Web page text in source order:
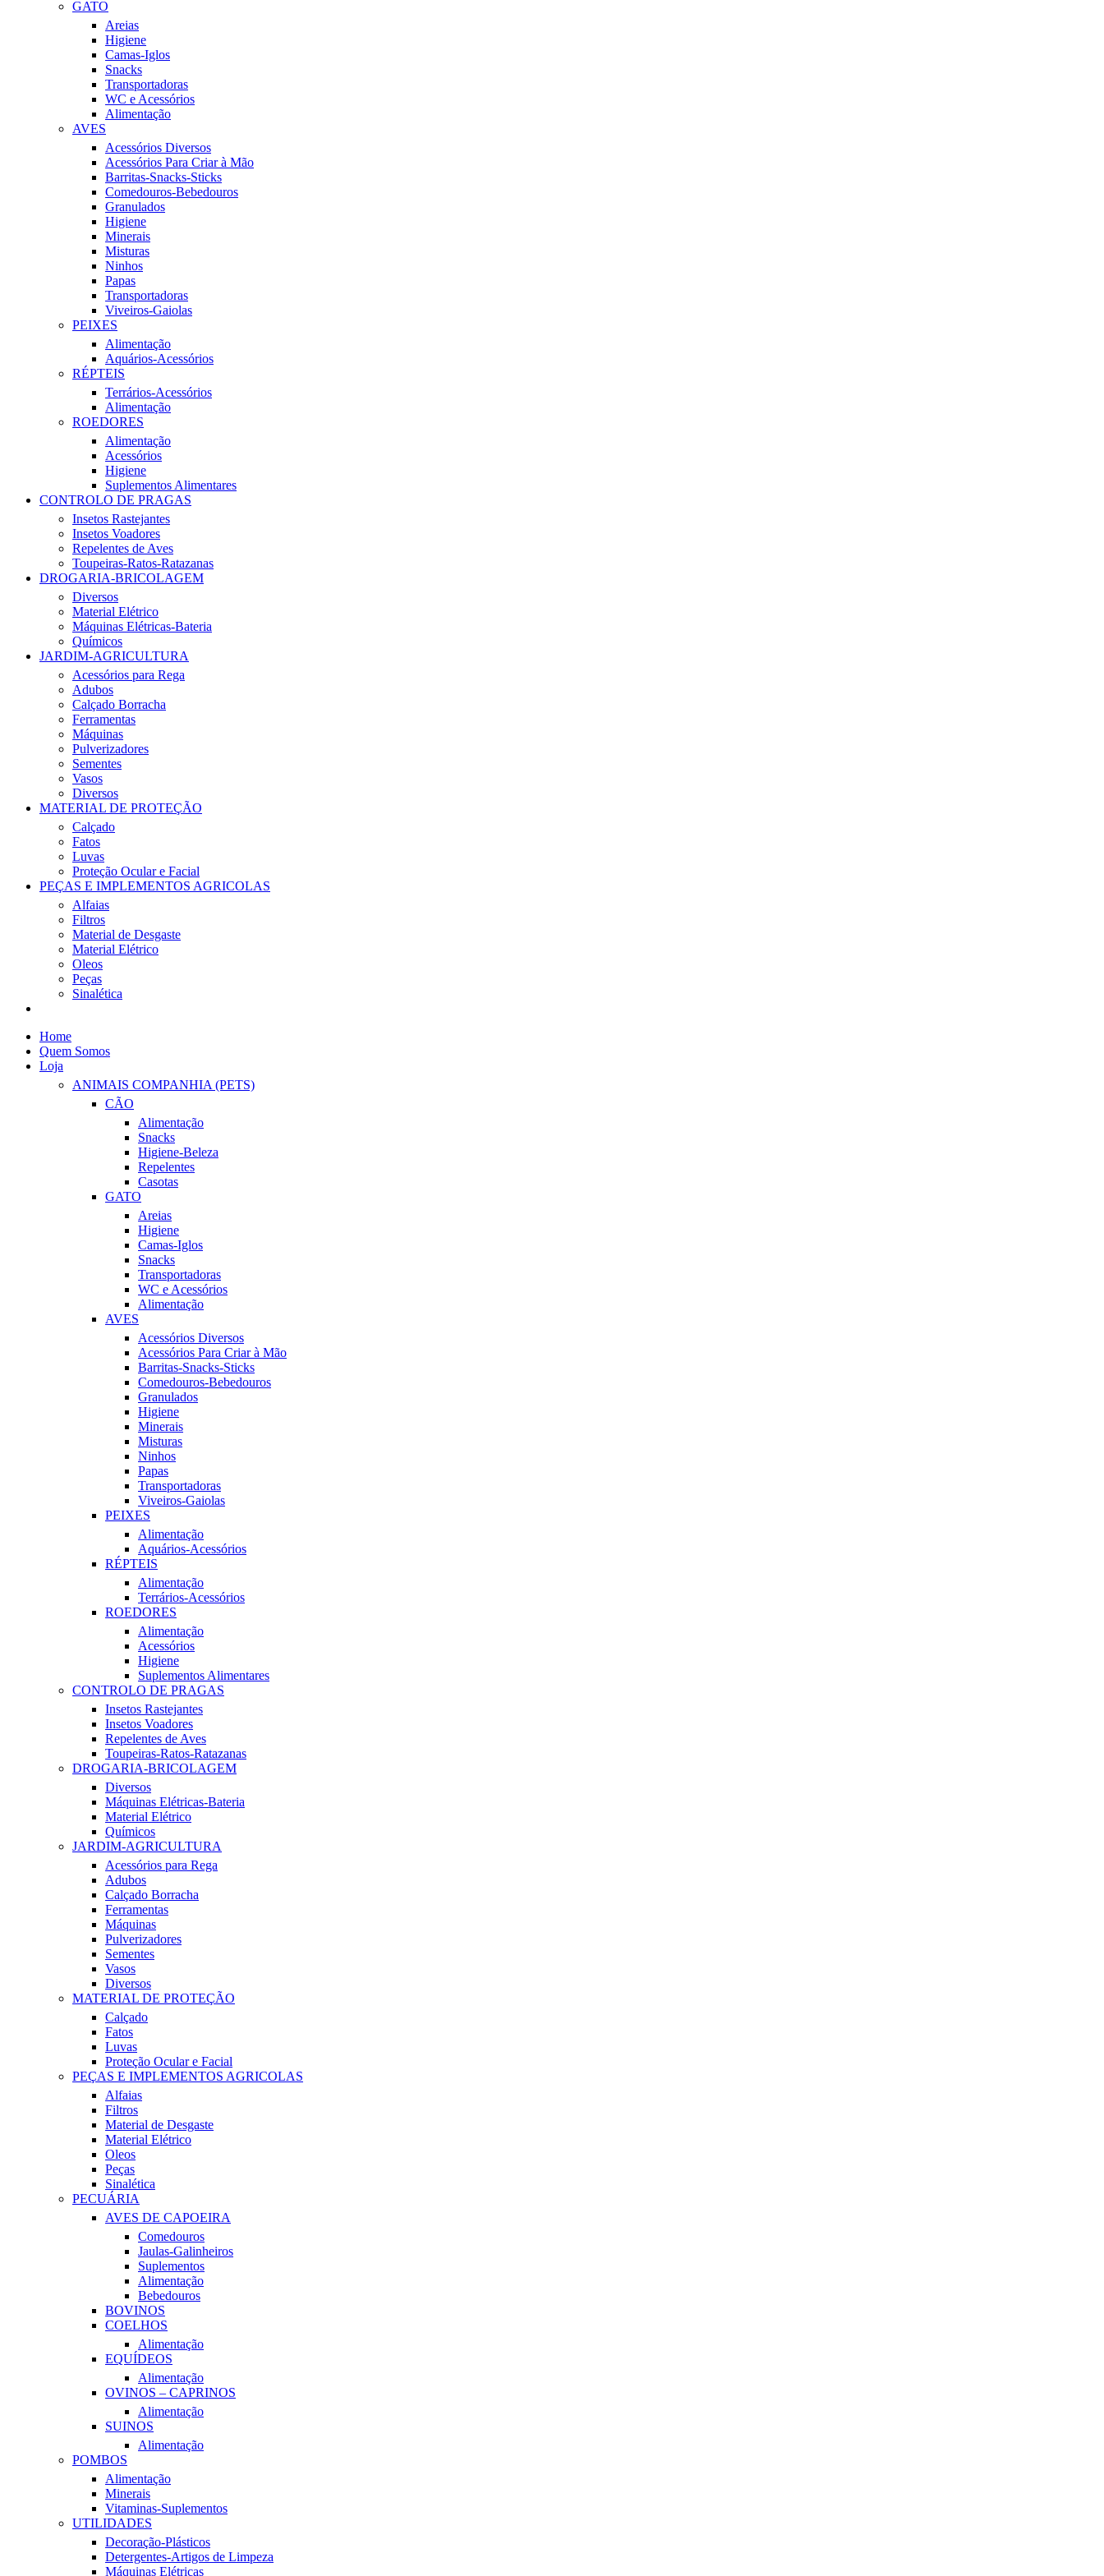
GATO
Areias
Higiene
Camas-Iglos
Snacks
Transportadoras
WC e Acessórios
Alimentação
AVES
Acessórios Diversos
Acessórios Para Criar à Mão
Barritas-Snacks-Sticks
Comedouros-Bebedouros
Granulados
Higiene
Minerais
Misturas
Ninhos
Papas
Transportadoras
Viveiros-Gaiolas
PEIXES
Alimentação
Aquários-Acessórios
RÉPTEIS
Terrários-Acessórios
Alimentação
ROEDORES
Alimentação
Acessórios
Higiene
Suplementos Alimentares
CONTROLO DE PRAGAS
Insetos Rastejantes
Insetos Voadores
Repelentes de Aves
Toupeiras-Ratos-Ratazanas
DROGARIA-BRICOLAGEM
Diversos
Material Elétrico
Máquinas Elétricas-Bateria
Químicos
JARDIM-AGRICULTURA
Acessórios para Rega
Adubos
Calçado Borracha
Ferramentas
Máquinas
Pulverizadores
Sementes
Vasos
Diversos
MATERIAL DE PROTEÇÃO
Calçado
Fatos
Luvas
Proteção Ocular e Facial
PEÇAS E IMPLEMENTOS AGRICOLAS
Alfaias
Filtros
Material de Desgaste
Material Elétrico
Oleos
Peças
Sinalética
Home
Quem Somos
Loja
ANIMAIS COMPANHIA (PETS)
CÃO
Alimentação
Snacks
Higiene-Beleza
Repelentes
Casotas
GATO
Areias
Higiene
Camas-Iglos
Snacks
Transportadoras
WC e Acessórios
Alimentação
AVES
Acessórios Diversos
Acessórios Para Criar à Mão
Barritas-Snacks-Sticks
Comedouros-Bebedouros
Granulados
Higiene
Minerais
Misturas
Ninhos
Papas
Transportadoras
Viveiros-Gaiolas
PEIXES
Alimentação
Aquários-Acessórios
RÉPTEIS
Alimentação
Terrários-Acessórios
ROEDORES
Alimentação
Acessórios
Higiene
Suplementos Alimentares
CONTROLO DE PRAGAS
Insetos Rastejantes
Insetos Voadores
Repelentes de Aves
Toupeiras-Ratos-Ratazanas
DROGARIA-BRICOLAGEM
Diversos
Máquinas Elétricas-Bateria
Material Elétrico
Químicos
JARDIM-AGRICULTURA
Acessórios para Rega
Adubos
Calçado Borracha
Ferramentas
Máquinas
Pulverizadores
Sementes
Vasos
Diversos
MATERIAL DE PROTEÇÃO
Calçado
Fatos
Luvas
Proteção Ocular e Facial
PEÇAS E IMPLEMENTOS AGRICOLAS
Alfaias
Filtros
Material de Desgaste
Material Elétrico
Oleos
Peças
Sinalética
PECUÁRIA
AVES DE CAPOEIRA
Comedouros
Jaulas-Galinheiros
Suplementos
Alimentação
Bebedouros
BOVINOS
COELHOS
Alimentação
EQUÍDEOS
Alimentação
OVINOS – CAPRINOS
Alimentação
SUINOS
Alimentação
POMBOS
Alimentação
Minerais
Vitaminas-Suplementos
UTILIDADES
Decoração-Plásticos
Detergentes-Artigos de Limpeza
Máquinas Elétricas